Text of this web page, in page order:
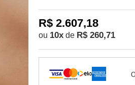
R$ 2.607,18
ou 10x de R$ 260,71